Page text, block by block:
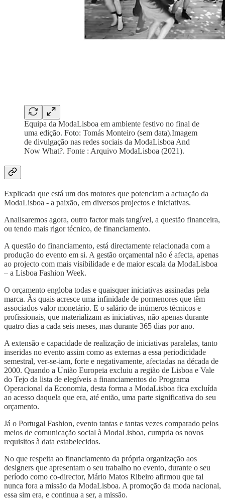
Equipa da ModaLisboa em ambiente festivo no final de
uma edição. Foto: Tomás Monteiro (sem data).Imagem
de divulgação nas redes sociais da ModaLisboa And
Now What?. Fonte : Arquivo ModaLisboa (2021).
Explicada que está um dos motores que potenciam a actuação da
ModaLisboa - a paixão, em diversos projectos e iniciativas.
Analisaremos agora, outro factor mais tangível, a questão financeira,
ou tendo mais rigor técnico, de financiamento.
A questão do financiamento, está directamente relacionada com a
produção do evento em si. A gestão orçamental não é afecta, apenas
ao projecto com mais visibilidade e de maior escala da ModaLisboa
– a Lisboa Fashion Week.
O orçamento engloba todas e quaisquer iniciativas assinadas pela
marca. Às quais acresce uma infinidade de pormenores que têm
associados valor monetário. E o salário de inúmeros técnicos e
profissionais, que materializam as iniciativas, não apenas durante
quatro dias a cada seis meses, mas durante 365 dias por ano.
A extensão e capacidade de realização de iniciativas paralelas, tanto
inseridas no evento assim como as externas a essa periodicidade
semestral, ver-se-iam, forte e negativamente, afectadas na década de
2000. Quando a União Europeia excluiu a região de Lisboa e Vale
do Tejo da lista de elegíveis a financiamentos do Programa
Operacional da Economia, desta forma a ModaLisboa fica excluída
ao acesso daquela que era, até então, uma parte significativa do seu
orçamento.
Já o Portugal Fashion, evento tantas e tantas vezes comparado pelos
meios de comunicação social à ModaLisboa, cumpria os novos
requisitos à data estabelecidos.
No que respeita ao financiamento da própria organização aos
designers que apresentam o seu trabalho no evento, durante o seu
período como co-director, Mário Matos Ribeiro afirmou que tal
nunca fora a missão da ModaLisboa. A promoção da moda nacional,
essa sim era, e continua a ser, a missão.